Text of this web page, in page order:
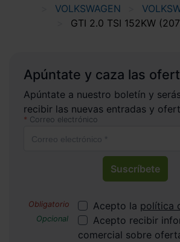
VOLKSWAGEN
GTI 2.0 TSI 152KW
Apúntate y caza las
Apúntate a nuestro boletín y
recibir las nuevas entradas y
Correo electrónico
Suscríbete
Acepto la política
Acepto recibir
comercial sobre